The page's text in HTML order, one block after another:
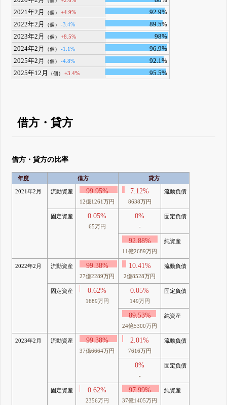
2021年2月
（個） +4.9%
92.9%
2022年2月
（個） -3.4%
89.5%
2023年2月
（個） +8.5%
98%
2024年2月
（個） -1.1%
96.9%
2025年2月
（個） -4.8%
92.1%
2025年12月
（個） +3.4% 95.5%
借方・貸方
借方・貸方の比率
年度 借方 貸方
2021年2月 流動資産 99.95%
12億1261万円
7.12%
8638万円
流動負債
固定資産 0.05%
65万円
0%
-
固定負債
92.88%
11億2689万円
純資産
2022年2月 流動資産 99.38%
27億2289万円
10.41%
2億8528万円
流動負債
固定資産 0.62%
1689万円
0.05%
149万円
固定負債
89.53%
24億5300万円
純資産
2023年2月 流動資産 99.38%
37億6664万円
2.01%
7616万円
流動負債
0%
-
固定負債
固定資産 0.62%
2356万円
97.99%
37億1405万円
純資産